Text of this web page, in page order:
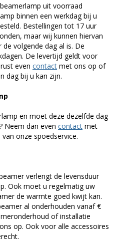
beamerlamp uit voorraad
binnen een werkdag bij u
Bestellingen tot 17 uur
maar wij kunnen hiervan
volgende dag al is. De
De levertijd geldt voor
even contact met ons op of
dag bij u kan zijn.
en moet deze dezelfde dag
Neem dan even contact met
onze spoedservice.
verlengt de levensduur
Ook moet u regelmatig uw
de warmte goed kwijt kan.
al onderhouden vanaf €
of installatie
op. Ook voor alle accessoires